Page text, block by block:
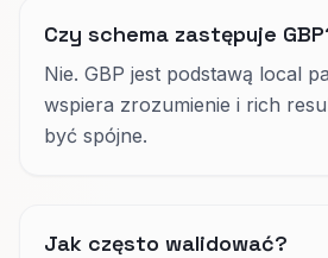
Czy schema zastępuje
Nie. GBP jest podstawą local
wspiera zrozumienie i rich
być spójne.
Jak często walidować?